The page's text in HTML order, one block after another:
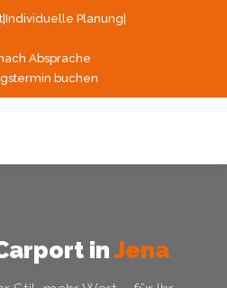
Individuelle Planung
Absprache
buchen
inJena